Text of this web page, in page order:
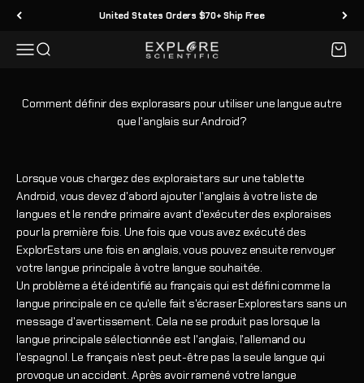
Passer au contenu United States Orders $70+ Ship Free
MenuRecherche Explore Scientific Panier
Comment définir des explorasars pour utiliser une langue autre
que l'anglais sur Android?
Lorsque vous chargez des exploraistars sur une tablette
Android, vous devez d'abord ajouter l'anglais à votre liste de
langues et le rendre primaire avant d'exécuter des exploraises
pour la première fois. Une fois que vous avez exécuté des
ExplorEstars une fois en anglais, vous pouvez ensuite renvoyer
votre langue principale à votre langue souhaitée.
Un problème a été identifié au français qui est défini comme la
langue principale en ce qu'elle fait s'écraser Explorestars sans un
message d'avertissement. Cela ne se produit pas lorsque la
langue principale sélectionnée est l'anglais, l'allemand ou
l'espagnol. Le français n'est peut-être pas la seule langue qui
provoque un accident. Après avoir ramené votre langue